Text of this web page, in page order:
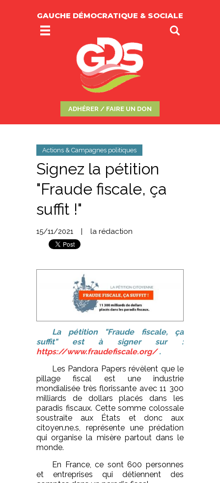
GAUCHE DÉMOCRATIQUE & SOCIALE
ADHÉRER / FAIRE UN DON
Actions & Campagnes politiques
Signez la pétition
"Fraude fiscale, ça
suffit !"
15/11/2021 | la rédaction
La pétition "Fraude fiscale, ça
suffit" est à signer sur :
https://www.fraudefiscale.org/.
Les Pandora Papers révèlent que le
pillage fiscal est une industrie
mondialisée très florissante avec 11 300
milliards de dollars placés dans les
paradis fiscaux. Cette somme colossale
soustraite aux États et donc aux
citoyen.ne.s, représente une prédation
qui organise la misère partout dans le
monde.
En France, ce sont 600 personnes
et entreprises qui détiennent des